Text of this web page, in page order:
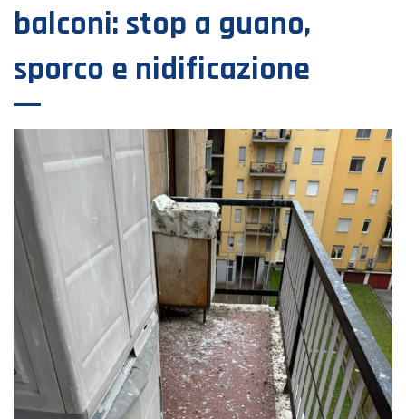
balconi: stop a guano,
sporco e nidificazione